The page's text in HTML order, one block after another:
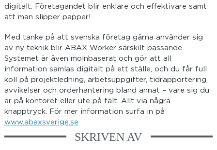
digitalt. Företagandet blir enklare och effektivare samt
att man slipper papper!
Med tanke på att svenska företag gärna använder sig
av ny teknik blir ABAX Worker särskilt passande.
Systemet är även molnbaserat och gör att all
information samlas digitalt på ett ställe, och du får full
koll på projektledning, arbetsuppgifter, tidrapportering,
avvikelser och orderhantering bland annat – vare sig du
är på kontoret eller ute på fält. Allt via några
knapptryck. För mer information surfa in på
www.abaxsverige.se
SKRIVEN AV